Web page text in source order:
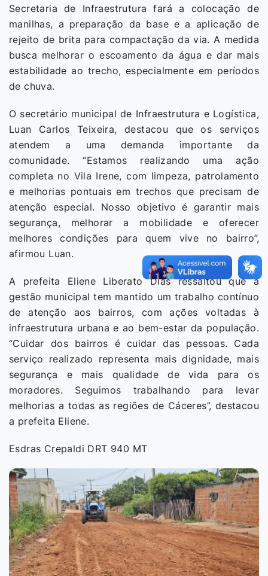
Secretaria de Infraestrutura fará a colocação de
manilhas, a preparação da base e a aplicação de
rejeito de brita para compactação da via. A medida
busca melhorar o escoamento da água e dar mais
estabilidade ao trecho, especialmente em períodos
de chuva.
O secretário municipal de Infraestrutura e Logística,
Luan Carlos Teixeira, destacou que os serviços
atendem a uma demanda importante da
comunidade. “Estamos realizando uma ação
completa no Vila Irene, com limpeza, patrolamento
e melhorias pontuais em trechos que precisam de
atenção especial. Nosso objetivo é garantir mais
segurança, melhorar a mobilidade e oferecer
melhores condições para quem vive no bairro”,
afirmou Luan.
A prefeita Eliene Liberato Dias ressaltou que a
gestão municipal tem mantido um trabalho contínuo
de atenção aos bairros, com ações voltadas à
infraestrutura urbana e ao bem-estar da população.
“Cuidar dos bairros é cuidar das pessoas. Cada
serviço realizado representa mais dignidade, mais
segurança e mais qualidade de vida para os
moradores. Seguimos trabalhando para levar
melhorias a todas as regiões de Cáceres”, destacou
a prefeita Eliene.
Esdras Crepaldi DRT 940 MT